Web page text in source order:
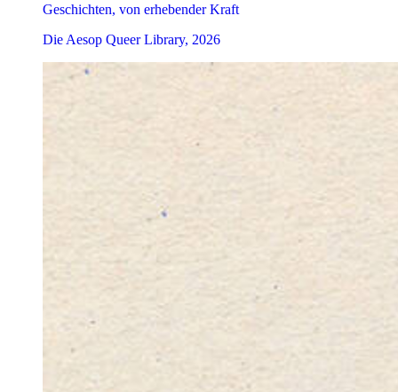
Geschichten, von erhebender Kraft
Die Aesop Queer Library, 2026